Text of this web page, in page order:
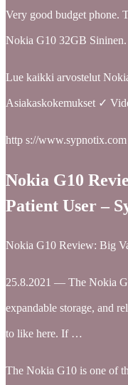
Very good budget phone.
Nokia G10 32GB Sininen.
Lue kaikki arvostelut
Asiakaskokemukset ✓
http s://www.sypnotix.com
Nokia G10
Patient User –
Nokia G10 Review: Big
25.8.2021 — The Nokia
expandable storage, and
to like here. If …
The Nokia G10 is one of